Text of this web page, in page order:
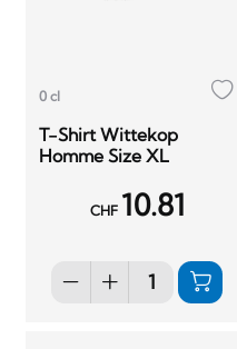
0 cl
T-Shirt Wittekop
Homme Size XL
CHF 10.81